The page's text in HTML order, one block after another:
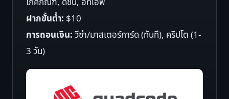
โภคภัณฑ์, ดัชนี, อีทีเอฟ
ฝากขั้นต่ำ: $10
การถอนเงิน:วีซ่า/มาสเตอร์การ์ด (ทันที), คริปโต (1-
3 วัน)